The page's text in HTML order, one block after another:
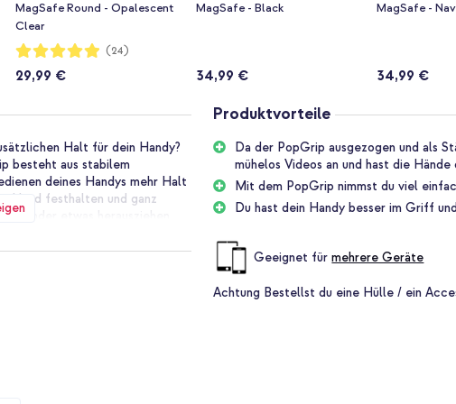
MagSafe Round - Opalescent
Clear
Bewertung:
98%
(24)
29,99 €
MagSafe - Black
34,99 €
MagSafe -
34,99 €
Halt für dein Handy?
besteht aus stabilem
deines Handys mehr Halt
Hand festhalten und ganz
etwas herausziehen.
damit sie sich nicht verheddern.
ändern. Auf diese Weise
So hast du einen
mehr so oft aus den Händen
Produktvorteile
Da der PopGrip ausgezogen und als
mühelos Videos an und hast die
Mit dem PopGrip nimmst du viel
Du hast dein Handy besser im Griff
Geeignet fürmehrere Geräte
Achtung Bestellst du eine Hülle / ein